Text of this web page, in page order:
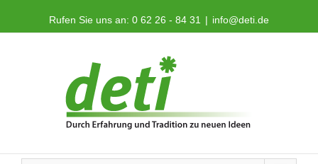
Rufen Sie uns an: 0 62 26 - 84 31 | info@deti.de